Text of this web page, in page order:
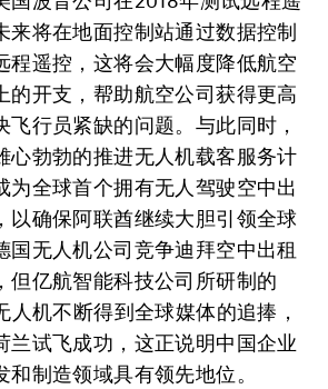
来将在地面控制站通过数据控制
程遥控，这将会大幅度降低航空
的开支，帮助航空公司获得更高
飞行员紧缺的问题。与此同时，
心勃勃的推进无人机载客服务计
为全球首个拥有无人驾驶空中出
以确保阿联酋继续大胆引领全球
国无人机公司竞争迪拜空中出租
但亿航智能科技公司所研制的
机不断得到全球媒体的追捧，
兰试飞成功，这正说明中国企业
制造领域具有领先地位。